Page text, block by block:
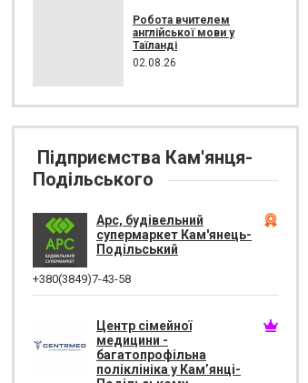
Робота вчителем
англійської мови у
Таїланді
02.08.26
Підприємства Кам'янця-
Подільського
Арс, будівельний
супермаркет Кам'янець-
Подільський
+380(3849)7-43-58
Центр сімейної
медицини -
багатопрофільна
поліклініка у Кам’янці-